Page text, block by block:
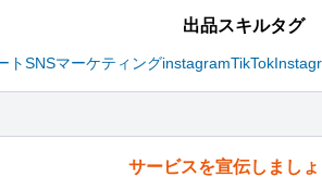
出品スキルタグ
トSNSマーケティングinstagramTikTok
サービスを宣伝しましょ